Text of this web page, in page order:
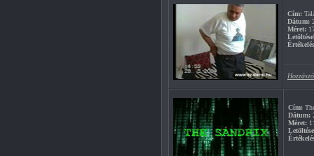
Cím:
Dátum:
Méret:
Cím:
Dátum:
Méret: